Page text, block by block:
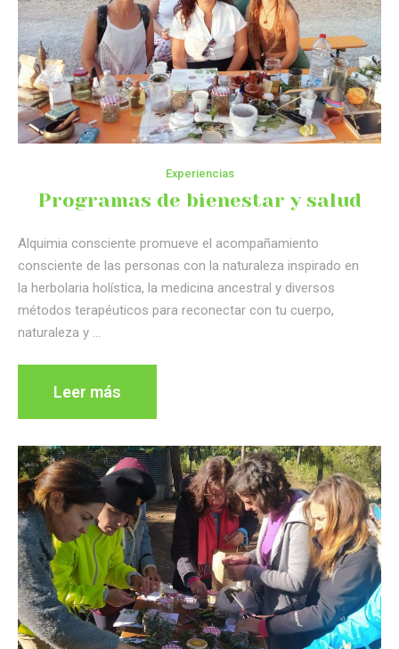
Experiencias
Programas de bienestar y salud
Alquimia consciente promueve el acompañamiento
consciente de las personas con la naturaleza inspirado en
la herbolaria holística, la medicina ancestral y diversos
métodos terapéuticos para reconectar con tu cuerpo,
naturaleza y …
Leer más